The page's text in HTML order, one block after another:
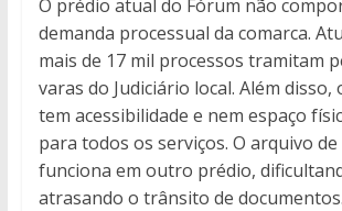
O prédio atual do Fórum não
demanda processual da comarca.
mais de 17 mil processos tramitam
varas do Judiciário local. Além disso,
tem acessibilidade e nem espaço
para todos os serviços. O arquivo
funciona em outro prédio,
atrasando o trânsito de